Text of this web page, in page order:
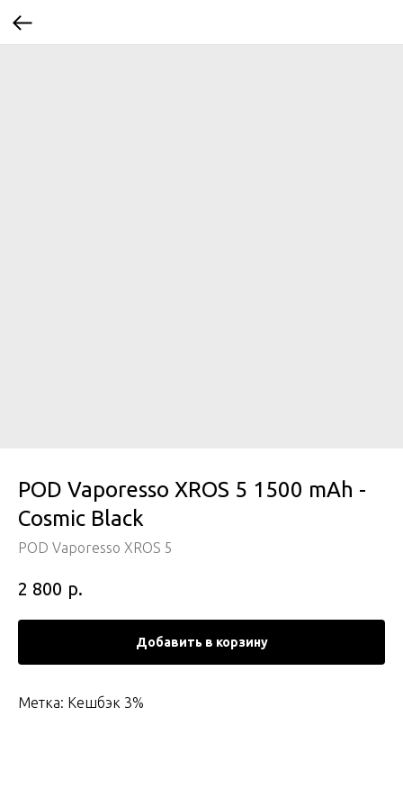
POD Vaporesso XROS 5 1500 mAh -
Cosmic Black
POD Vaporesso XROS 5
2 800 р.
Добавить в корзину
Метка: Кешбэк 3%